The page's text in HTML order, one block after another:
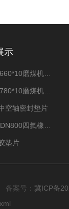
示
空轴密封垫片
垫片
备案号： 冀ICP备